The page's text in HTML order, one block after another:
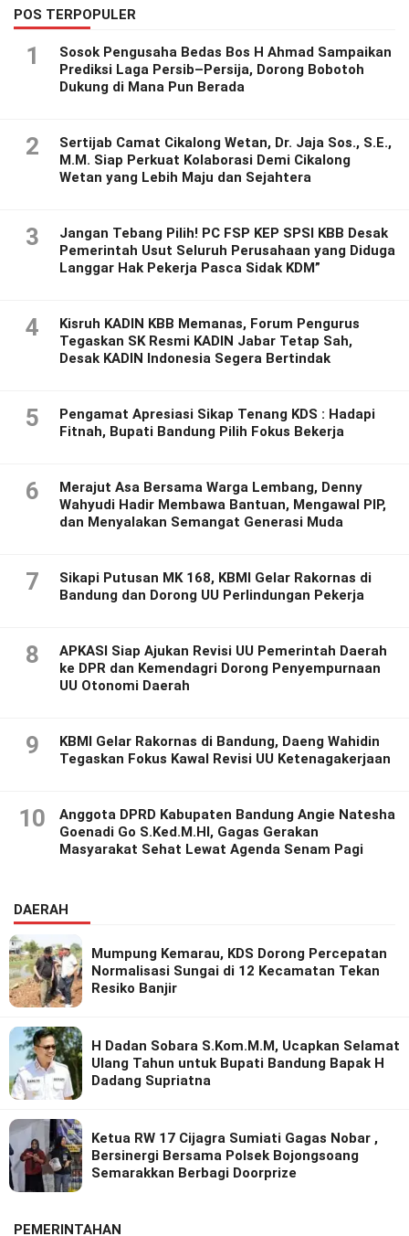
POS TERPOPULER
1
Sosok Pengusaha Bedas Bos H Ahmad Sampaikan
Prediksi Laga Persib–Persija, Dorong Bobotoh
Dukung di Mana Pun Berada
2
Sertijab Camat Cikalong Wetan, Dr. Jaja Sos., S.E.,
M.M. Siap Perkuat Kolaborasi Demi Cikalong
Wetan yang Lebih Maju dan Sejahtera
3
Jangan Tebang Pilih! PC FSP KEP SPSI KBB Desak
Pemerintah Usut Seluruh Perusahaan yang Diduga
Langgar Hak Pekerja Pasca Sidak KDM”
4
Kisruh KADIN KBB Memanas, Forum Pengurus
Tegaskan SK Resmi KADIN Jabar Tetap Sah,
Desak KADIN Indonesia Segera Bertindak
5
Pengamat Apresiasi Sikap Tenang KDS : Hadapi
Fitnah, Bupati Bandung Pilih Fokus Bekerja
6
Merajut Asa Bersama Warga Lembang, Denny
Wahyudi Hadir Membawa Bantuan, Mengawal PIP,
dan Menyalakan Semangat Generasi Muda
7
Sikapi Putusan MK 168, KBMI Gelar Rakornas di
Bandung dan Dorong UU Perlindungan Pekerja
8
APKASI Siap Ajukan Revisi UU Pemerintah Daerah
ke DPR dan Kemendagri Dorong Penyempurnaan
UU Otonomi Daerah
9
KBMI Gelar Rakornas di Bandung, Daeng Wahidin
Tegaskan Fokus Kawal Revisi UU Ketenagakerjaan
10
Anggota DPRD Kabupaten Bandung Angie Natesha
Goenadi Go S.Ked.M.HI, Gagas Gerakan
Masyarakat Sehat Lewat Agenda Senam Pagi
DAERAH
Mumpung Kemarau, KDS Dorong Percepatan
Normalisasi Sungai di 12 Kecamatan Tekan
Resiko Banjir
H Dadan Sobara S.Kom.M.M, Ucapkan Selamat
Ulang Tahun untuk Bupati Bandung Bapak H
Dadang Supriatna
Ketua RW 17 Cijagra Sumiati Gagas Nobar ,
Bersinergi Bersama Polsek Bojongsoang
Semarakkan Berbagi Doorprize
PEMERINTAHAN